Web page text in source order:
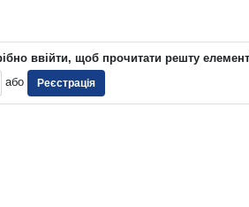
ввійти, щоб прочитати решту
або Реєстрація